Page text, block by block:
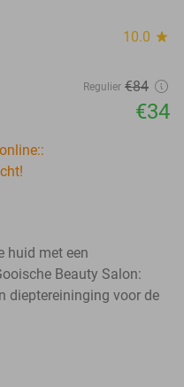
10.0 star
Regulier €84
€34
huid met een
Beauty Salon:
dieptereininging voor de